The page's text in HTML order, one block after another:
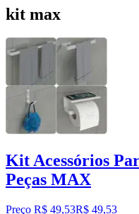
kit max
Kit Acessórios
Peças MAX
Preço R$ 49,53R$ 49,53